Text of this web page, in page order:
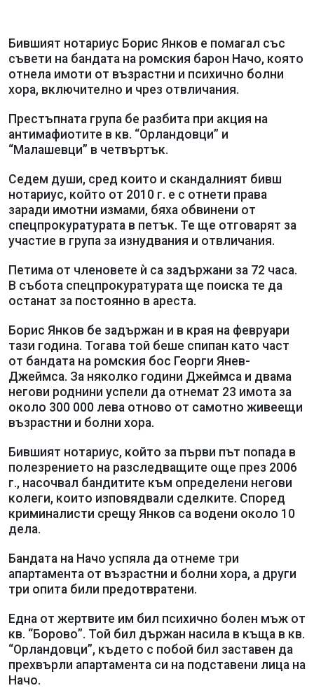
Бившият нотариус Борис Янков е помагал със
съвети на бандата на ромския барон Начо, която
отнела имоти от възрастни и психично болни
хора, включително и чрез отвличания.
Престъпната група бе разбита при акция на
антимафиотите в кв. “Орландовци” и
“Малашевци” в четвъртък.
Седем души, сред които и скандалният бивш
нотариус, който от 2010 г. е с отнети права
заради имотни измами, бяха обвинени от
спецпрокуратурата в петък. Те ще отговарят за
участие в група за изнудвания и отвличания.
Петима от членовете ѝ са задържани за 72 часа.
В събота спецпрокуратурата ще поиска те да
останат за постоянно в ареста.
Борис Янков бе задържан и в края на февруари
тази година. Тогава той беше спипан като част
от бандата на ромския бос Георги Янев-
Джеймса. За няколко години Джеймса и двама
негови роднини успели да отнемат 23 имота за
около 300 000 лева отново от самотно живеещи
възрастни и болни хора.
Бившият нотариус, който за първи път попада в
полезрението на разследващите още през 2006
г., насочвал бандитите към определени негови
колеги, които изповядвали сделките. Според
криминалисти срещу Янков са водени около 10
дела.
Бандата на Начо успяла да отнеме три
апартамента от възрастни и болни хора, а други
три опита били предотвратени.
Една от жертвите им бил психично болен мъж от
кв. “Борово”. Той бил държан насила в къща в кв.
“Орландовци”, където с побой бил заставен да
прехвърли апартамента си на подставени лица на
Начо.